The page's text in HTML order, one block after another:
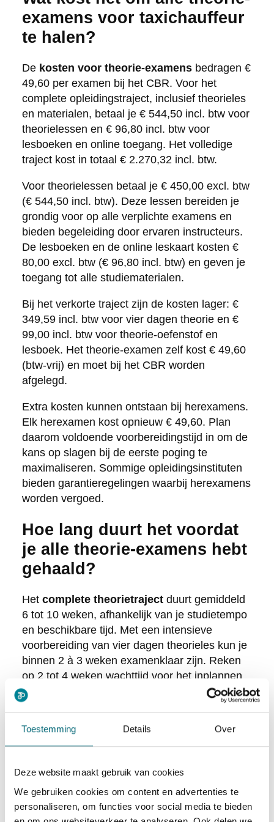
Toestemming Details Over
Deze website maakt gebruik van cookies
We gebruiken cookies om content en advertenties te
personaliseren, om functies voor social media te bieden
examens voor taxichauffeur
te halen?
De kosten voor theorie-examensbedragen €
49,60 per examen bij het CBR. Voor het
complete opleidingstraject, inclusief theorieles
en materialen, betaal je € 544,50 incl. btw voor
theorielessen en € 96,80 incl. btw voor
lesboeken en online toegang. Het volledige
traject kost in totaal € 2.270,32 incl. btw.
Voor theorielessen betaal je € 450,00 excl. btw
(€ 544,50 incl. btw). Deze lessen bereiden je
grondig voor op alle verplichte examens en
bieden begeleiding door ervaren instructeurs.
De lesboeken en de online leskaart kosten €
80,00 excl. btw (€ 96,80 incl. btw) en geven je
toegang tot alle studiematerialen.
Bij het verkorte traject zijn de kosten lager: €
349,59 incl. btw voor vier dagen theorie en €
99,00 incl. btw voor theorie-oefenstof en
lesboek. Het theorie-examen zelf kost € 49,60
(btw-vrij) en moet bij het CBR worden
afgelegd.
Extra kosten kunnen ontstaan bij herexamens.
Elk herexamen kost opnieuw € 49,60. Plan
daarom voldoende voorbereidingstijd in om de
kans op slagen bij de eerste poging te
maximaliseren. Sommige opleidingsinstituten
bieden garantieregelingen waarbij herexamens
worden vergoed.
Hoe lang duurt het voordat
je alle theorie-examens hebt
gehaald?
Het complete theorietrajectduurt gemiddeld
6 tot 10 weken, afhankelijk van je studietempo
en beschikbare tijd. Met een intensieve
voorbereiding van vier dagen theorieles kun je
binnen 2 à 3 weken examenklaar zijn. Reken
op 2 tot 4 weken wachttijd voor het inplannen
van je CBR-examen.
Mensen met eerdere rijervaring of een
transportachtergrond hebben vaak minder
moeten rekenen op 40 tot 60 uur theoriestudie,
verspreid over 6 tot 8 weken, voor een
optimale voorbereiding.